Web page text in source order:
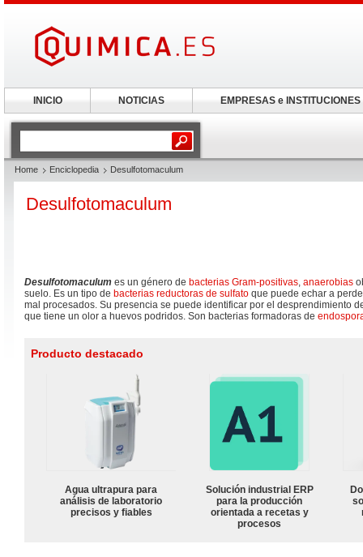
Home Enciclopedia Desulfotomaculum
Desulfotomaculum
Desulfotomaculum es un género de bacterias Gram-positivas, anaerobias
suelo. Es un tipo de bacterias reductoras de sulfato que puede echar a
mal procesados. Su presencia se puede identificar por el desprendimiento
que tiene un olor a huevos podridos. Son bacterias formadoras de
Producto destacado
Agua ultrapura para
análisis de laboratorio
precisos y fiables
Solución industrial ERP
para la producción
orientada a recetas y
procesos
INICIO NOTICIAS EMPRESAS e INSTITUCIONES